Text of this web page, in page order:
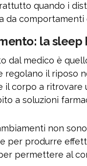
quando i
da
la sleep
dal medico è
regolano il riposo
il corpo a ritrovare
a soluzioni
non
per produrre
permettere al